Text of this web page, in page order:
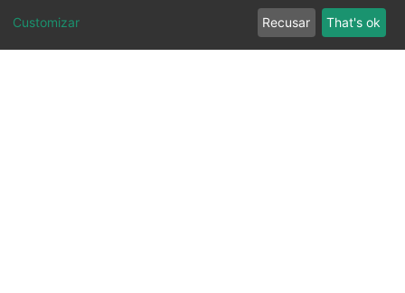
Customizar Recusar That's ok